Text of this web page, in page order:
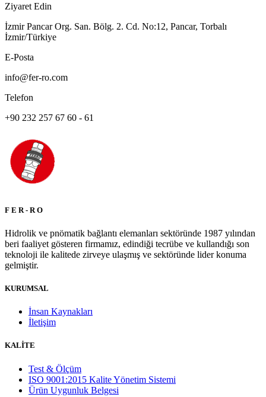
Ziyaret Edin
İzmir Pancar Org. San. Bölg. 2. Cd. No:12, Pancar, Torbalı
İzmir/Türkiye
E-Posta
info@fer-ro.com
Telefon
+90 232 257 67 60 - 61
F E R - R O
Hidrolik ve pnömatik bağlantı elemanları sektöründe 1987 yılından
beri faaliyet gösteren firmamız, edindiği tecrübe ve kullandığı son
teknoloji ile kalitede zirveye ulaşmış ve sektöründe lider konuma
gelmiştir.
KURUMSAL
İnsan Kaynakları
İletişim
KALİTE
Test & Ölçüm
ISO 9001:2015 Kalite Yönetim Sistemi
Ürün Uygunluk Belgesi